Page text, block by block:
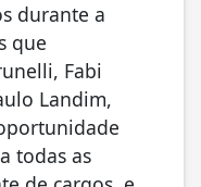
durante a
que
Fabi
Landim,
todas as